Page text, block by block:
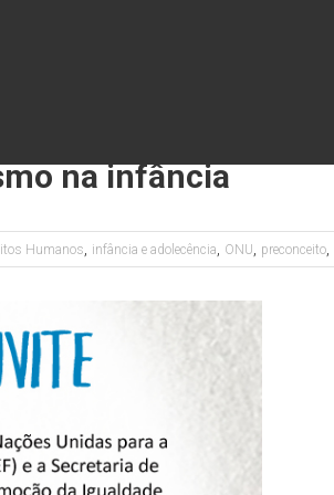
na infância
Humanos, infância e adolecência, ONU, preconceito,